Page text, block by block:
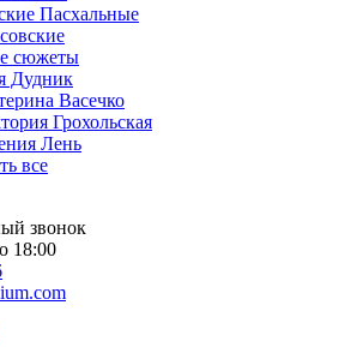
Пасхальные
сюжеты
Дудник
Васечко
Грохольская
Лень
все
звонок
18:00